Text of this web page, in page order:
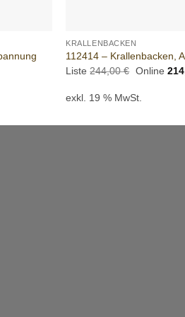
KRALLENBACKEN
112414 – Krallenbacken,
Liste 244,00€
244,00 €
Online
exkl. 19 % MwSt.